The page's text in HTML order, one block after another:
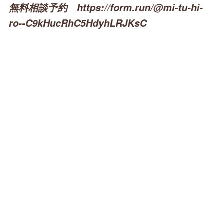
無料相談予約 https://form.run/@mi-tu-hi-
ro--C9kHucRhC5HdyhLRJKsC